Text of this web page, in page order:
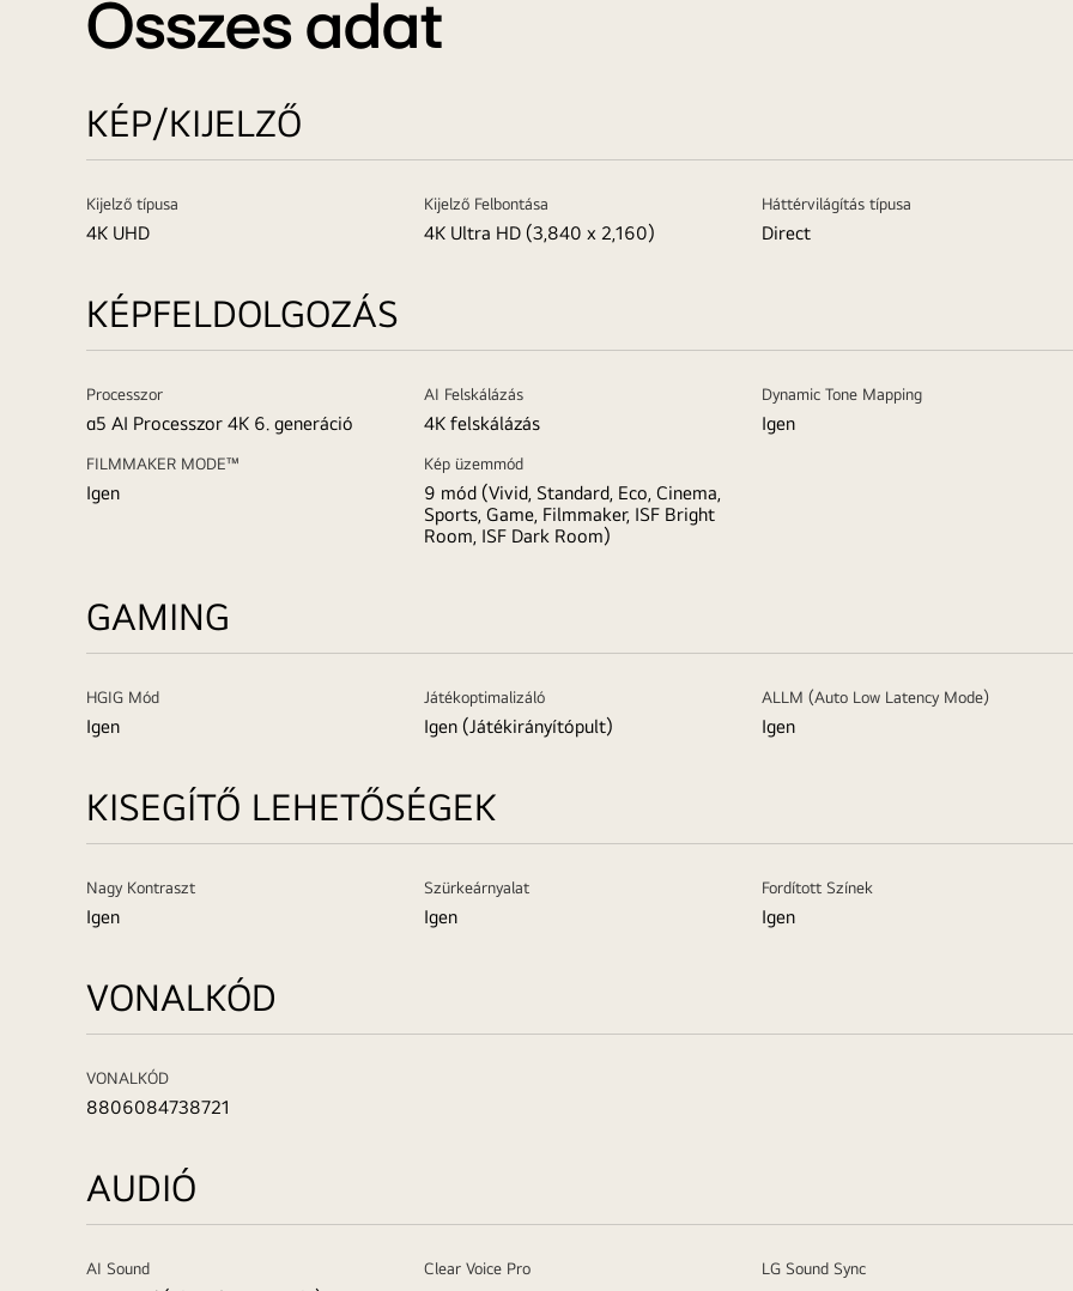
Összes adat
KÉP/KIJELZŐ
Kijelző típusa
4K UHD
Kijelző Felbontása
4K Ultra HD (3,840 x 2,160)
Háttérvilágítás típusa
Direct
KÉPFELDOLGOZÁS
Processzor
α5 AI Processzor 4K 6. generáció
AI Felskálázás
4K felskálázás
Dynamic Tone Mapping
Igen
FILMMAKER MODE™
Igen
Kép üzemmód
9 mód (Vivid, Standard, Eco, Cinema,
Sports, Game, Filmmaker, ISF Bright
Room, ISF Dark Room)
GAMING
HGIG Mód
Igen
Játékoptimalizáló
Igen (Játékirányítópult)
ALLM (Auto Low Latency Mode)
Igen
KISEGÍTŐ LEHETŐSÉGEK
Nagy Kontraszt
Igen
Szürkeárnyalat
Igen
Fordított Színek
Igen
VONALKÓD
VONALKÓD
8806084738721
AUDIÓ
AI Sound Clear Voice Pro LG Sound Sync